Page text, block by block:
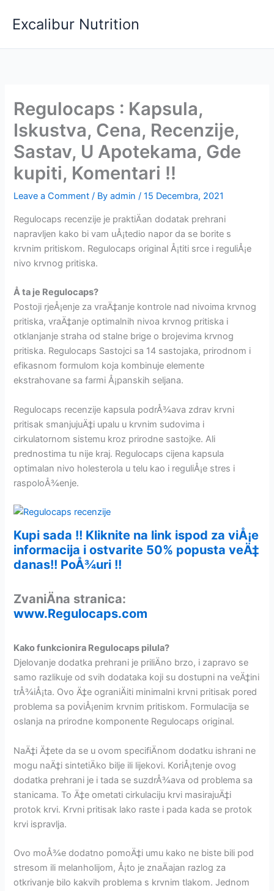
Excalibur Nutrition
Regulocaps : Kapsula,
Iskustva, Cena, Recenzije,
Sastav, U Apotekama, Gde
kupiti, Komentari !!
Leave a Comment / Byadmin/15 Decembra, 2021
Regulocaps recenzije je praktiÄan dodatak prehrani
napravljen kako bi vam uÅ¡tedio napor da se borite s
krvnim pritiskom. Regulocaps original Å¡titi srce i reguliÅ¡e
nivo krvnog pritiska.
Å ta je Regulocaps?
Postoji rjeÅ¡enje za vraÄ‡anje kontrole nad nivoima krvnog
pritiska, vraÄ‡anje optimalnih nivoa krvnog pritiska i
otklanjanje straha od stalne brige o brojevima krvnog
pritiska. Regulocaps Sastojci sa 14 sastojaka, prirodnom i
efikasnom formulom koja kombinuje elemente
ekstrahovane sa farmi Å¡panskih seljana.
Regulocaps recenzije kapsula podrÅ¾ava zdrav krvni
pritisak smanjujuÄ‡i upalu u krvnim sudovima i
cirkulatornom sistemu kroz prirodne sastojke. Ali
prednostima tu nije kraj. Regulocaps cijena kapsula
optimalan nivo holesterola u telu kao i reguliÅ¡e stres i
raspoloÅ¾enje.
Kupi sada !! Kliknite na link ispod za viÅ¡e
informacija i ostvarite 50% popusta veÄ‡
danas!! PoÅ¾uri !!
ZvaniÄna stranica:
www.Regulocaps.com
Kako funkcionira Regulocaps pilula?
Djelovanje dodatka prehrani je priliÄno brzo, i zapravo se
samo razlikuje od svih dodataka koji su dostupni na veÄ‡ini
trÅ¾iÅ¡ta. Ovo Ä‡e ograniÄiti minimalni krvni pritisak pored
problema sa poviÅ¡enim krvnim pritiskom. Formulacija se
oslanja na prirodne komponente Regulocaps original.
NaÄ‡i Ä‡ete da se u ovom specifiÄnom dodatku ishrani ne
mogu naÄ‡i sintetiÄko bilje ili lijekovi. KoriÅ¡tenje ovog
dodatka prehrani je i tada se suzdrÅ¾ava od problema sa
stanicama. To Ä‡e ometati cirkulaciju krvi masirajuÄ‡i
protok krvi. Krvni pritisak lako raste i pada kada se protok
krvi ispravlja.
Ovo moÅ¾e dodatno pomoÄ‡i umu kako ne biste bili pod
stresom ili melanholijom, Å¡to je znaÄajan razlog za
otkrivanje bilo kakvih problema s krvnim tlakom. Jednom